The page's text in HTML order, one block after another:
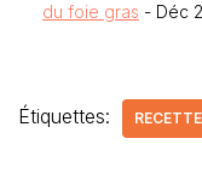
du foie gras - Déc
Étiquettes: